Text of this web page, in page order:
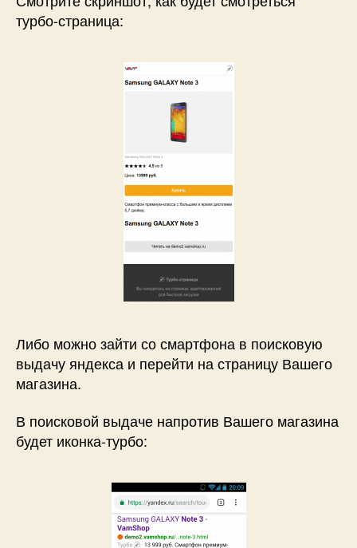
турбо-страница:
Либо можно зайти со смартфона в поисковую
выдачу яндекса и перейти на страницу Вашего
магазина.
В поисковой выдаче напротив Вашего магазина
будет иконка-турбо: